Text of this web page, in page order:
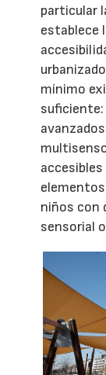
particular
establece
mínimo
niños con
sensorial